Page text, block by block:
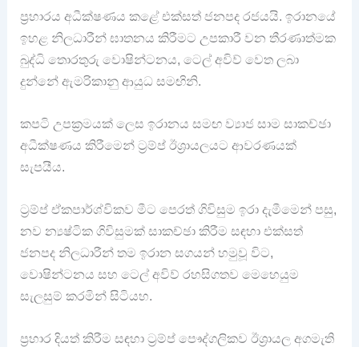
ප්‍රහාරය අධීක්ෂණය කළේ එක්සත් ජනපද රජයයි. ඉරානයේ
ඉහළ නිලධාරීන් ඝාතනය කිරීමට උපකාරී වන තීරණාත්මක
බුද්ධි තොරතුරු වොෂින්ටනය, ටෙල් අවිව් වෙත ලබා
දුන්නේ ඇමරිකානු ආයුධ සමඟිනි.
කපටි උපක්‍රමයක් ලෙස ඉරානය සමඟ ව්‍යාජ සාම සාකච්ඡා
අධීක්ෂණය කිරීමෙන් ට්‍රම්ප් ඊශ්‍රායලයට ආවරණයක්
සැපයීය.
ට්‍රම්ප් ඒකපාර්ශ්විකව මීට පෙරත් ගිවිසුම ඉරා දැමීමෙන් පසු,
නව න්‍යෂ්ටික ගිවිසුමක් සාකච්ඡා කිරීම සඳහා එක්සත්
ජනපද නිලධාරීන් තම ඉරාන සගයන් හමුවූ විට,
වොෂින්ටනය සහ ටෙල් අවිව් රහසිගතව මෙහෙයුම
සැලසුම් කරමින් සිටියහ.
ප්‍රහාර දියත් කිරීම සඳහා ට්‍රම්ප් පෞද්ගලිකව ඊශ්‍රායල අගමැති